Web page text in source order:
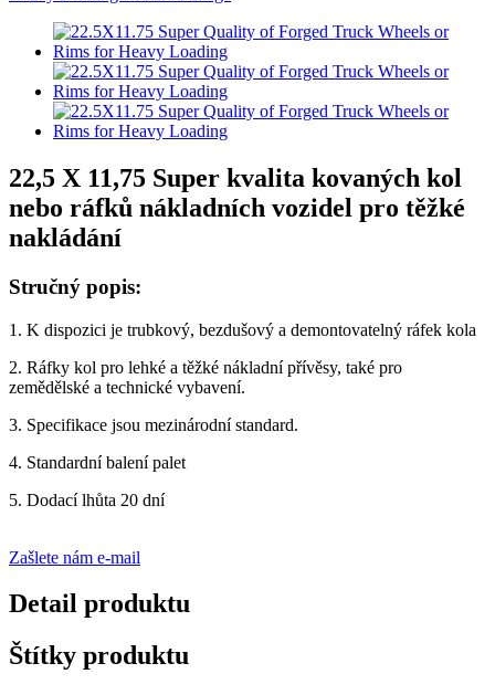
22,5 X 11,75 Super kvalita kovaných kol
nebo ráfků nákladních vozidel pro těžké
nakládání
Stručný popis:
1. K dispozici je trubkový, bezdušový a demontovatelný ráfek kola
2. Ráfky kol pro lehké a těžké nákladní přívěsy, také pro
zemědělské a technické vybavení.
3. Specifikace jsou mezinárodní standard.
4. Standardní balení palet
5. Dodací lhůta 20 dní
Zašlete nám e-mail
Detail produktu
Štítky produktu